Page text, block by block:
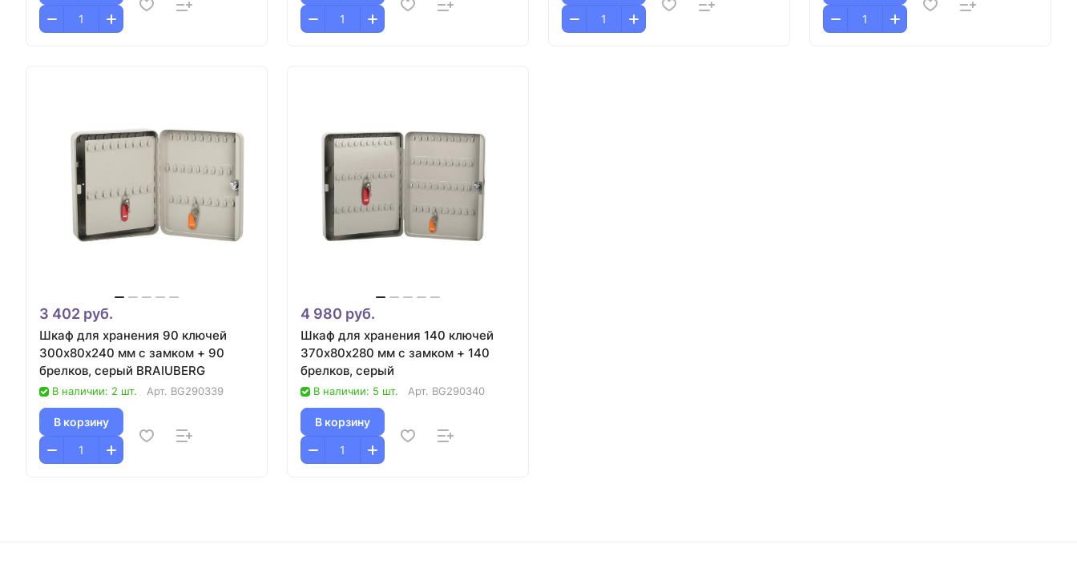
3 402 руб.
Шкаф для хранения 90 ключей
300х80х240 мм с замком + 90
брелков, серый BRAIUBERG
В наличии: 2 шт. Арт. BG290339
В корзину
4 980 руб.
Шкаф для хранения 140 ключей
370х80х280 мм с замком + 140
брелков, серый
В наличии: 5 шт. Арт. BG290340
В корзину